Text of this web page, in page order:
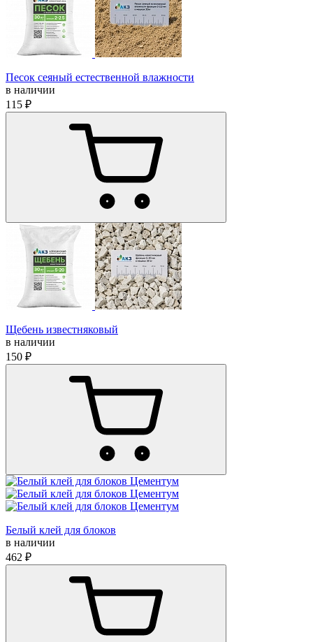
Песок сеяный естественной влажности
в наличии
115 ₽
Щебень известняковый
в наличии
150 ₽
Белый клей для блоков
в наличии
462 ₽